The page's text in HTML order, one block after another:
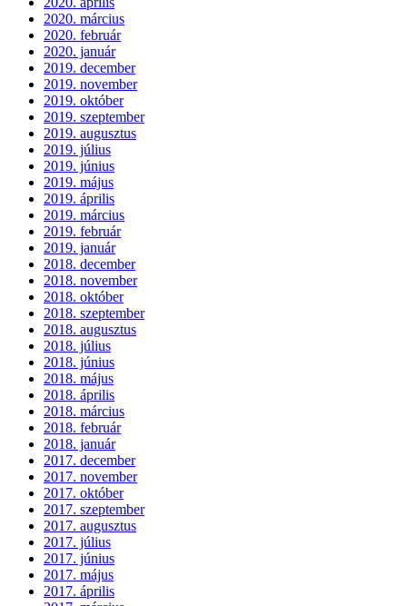
2020. március
2020. február
2020. január
2019. december
2019. november
2019. október
2019. szeptember
2019. augusztus
2019. július
2019. június
2019. május
2019. április
2019. március
2019. február
2019. január
2018. december
2018. november
2018. október
2018. szeptember
2018. augusztus
2018. július
2018. június
2018. május
2018. április
2018. március
2018. február
2018. január
2017. december
2017. november
2017. október
2017. szeptember
2017. augusztus
2017. július
2017. június
2017. május
2017. április